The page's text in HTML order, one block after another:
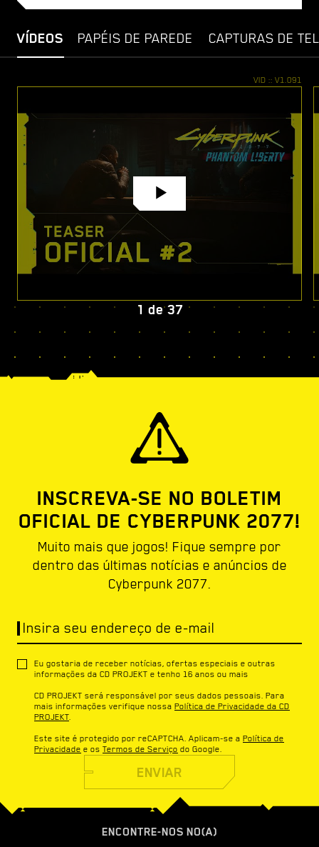
VÍDEOS PAPÉIS DE PAREDE CAPTURAS DE
1 de37
INSCREVA-SE NO BOLETIM
OFICIAL DE CYBERPUNK 2077!
Muito mais que jogos! Fique sempre por
dentro das últimas notícias e anúncios de
Cyberpunk 2077.
Insira seu endereço de e-mail
Eu gostaria de receber notícias, ofertas especiais e outras
informações da CD PROJEKT e tenho 16 anos ou mais
CD PROJEKT será responsável por seus dados pessoais. Para
mais informações verifique nossa Política de Privacidade da CD
PROJEKT
Este site é protegido por reCAPTCHA. Aplicam-se a Política de
Privacidade e os Termos de Serviço do Google.
ENVIAR
ENCONTRE-NOS NO(A)